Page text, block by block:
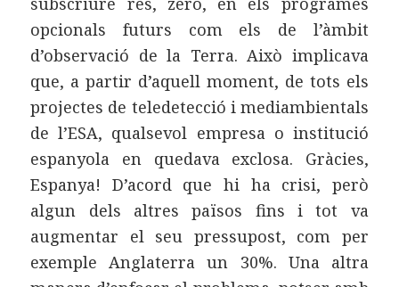
opcionals futurs com els de l’àmbit
d’observació de la Terra. Això implicava
que, a partir d’aquell moment, de tots els
projectes de teledetecció i mediambientals
de l’ESA, qualsevol empresa o institució
espanyola en quedava exclosa. Gràcies,
Espanya! D’acord que hi ha crisi, però
algun dels altres països fins i tot va
augmentar el seu pressupost, com per
exemple Anglaterra un 30%. Una altra